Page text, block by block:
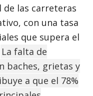
de las carreteras
con una tasa
que supera el
La falta de
baches, grietas y
a que el 78%